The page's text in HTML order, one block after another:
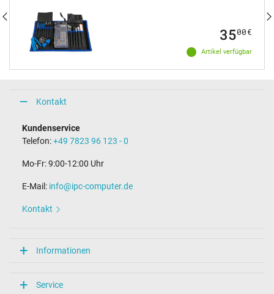
Artikel verfügbar
3500€
Kontakt
Kundenservice
Telefon:+49 7823 96 123 - 0
Mo-Fr: 9:00-12:00 Uhr
E-Mail: info@ipc-computer.de
Kontakt
Informationen
Service